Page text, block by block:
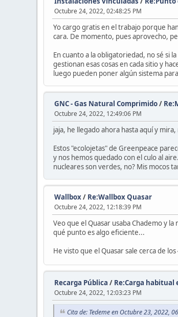
Octubre 24, 2022, 02:48:25 PM
Yo cargo gratis en el trabajo porque
cara. De momento, pues aprovecho,
En cuanto a la obligatoriedad, no sé si
gestionan esas cosas en cada sitio y
luego pueden poner algún sistema
GNC - Gas Natural Comprimido/
Octubre 24, 2022, 12:49:06 PM
jaja, he llegado ahora hasta aquí y
Estos "ecolojetas" de Greenpeace
y nos hemos quedado con el culo al
nucleares son verdes, no? Mis mocos
Wallbox/ Re:Wallbox Quasar
Octubre 24, 2022, 12:18:39 PM
Veo que el Quasar usaba Chademo y
qué punto es algo eficiente...
He visto que el Quasar sale cerca de
Recarga Pública / Re:Carga habitual
Octubre 24, 2022, 12:03:23 PM
Cita de: Tedeme en Octubre 23, 2022,